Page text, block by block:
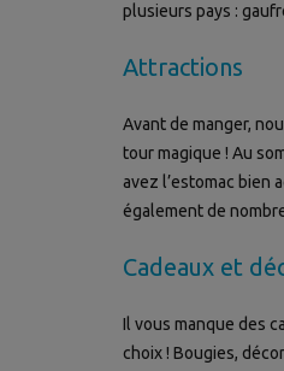
plusieurs pays :
Attractions
Avant de manger,
tour magique ! Au
avez l’estomac bien
également de
Cadeaux et
Il vous manque des
choix ! Bougies,